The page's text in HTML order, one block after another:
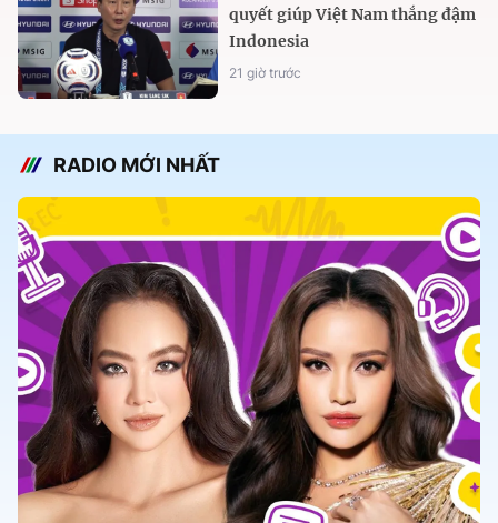
quyết giúp Việt Nam thắng đậm
Indonesia
21 giờ trước
RADIO MỚI NHẤT